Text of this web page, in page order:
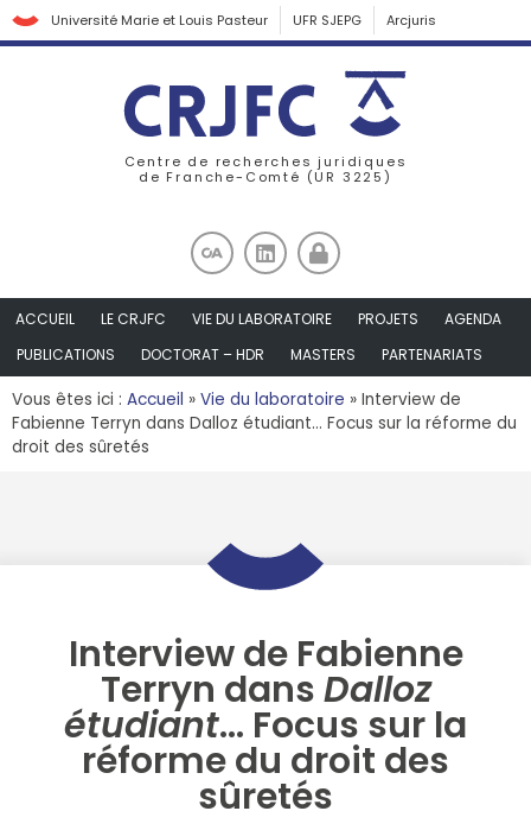
Université Marie et Louis Pasteur UFR SJEPG Arcjuris
Centre de recherches juridiques
de Franche-Comté (UR 3225)
ACCUEIL LE CRJFC VIE DU LABORATOIRE PROJETS
AGENDA
PUBLICATIONS
DOCTORAT – HDR MASTERS PARTENARIATS
Vous êtes ici : Accueil » Vie du laboratoire » Interview de
Fabienne Terryn dans Dalloz étudiant… Focus sur la réforme du
droit des sûretés
Interview de Fabienne
Terryn dansDalloz
étudiant… Focus sur la
réforme du droit des
sûretés